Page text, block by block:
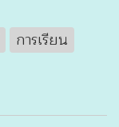
การเรียน